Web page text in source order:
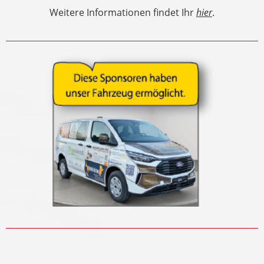
Weitere Informationen findet Ihrhier.